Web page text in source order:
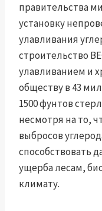
правительства
установку
улавливания
строительство
улавливанием и
обществу в 43
1500 фунтов
несмотря на то,
выбросов
способствовать
ущерба лесам,
климату.